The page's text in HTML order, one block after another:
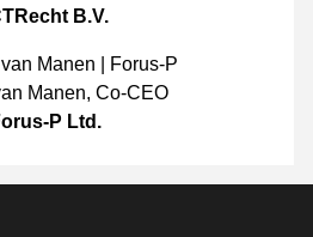
B.V.
Manen, Co-CEO
P Ltd.